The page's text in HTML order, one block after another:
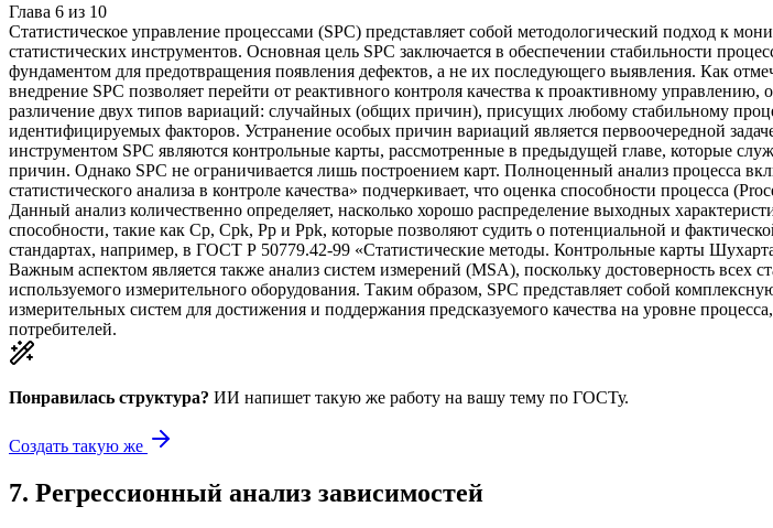
Глава 6 из 10
Статистическое управление процессами (SPC) представляет собой методологический подход к
статистических инструментов. Основная цель SPC заключается в обеспечении стабильности
фундаментом для предотвращения появления дефектов, а не их последующего выявления. Как
внедрение SPC позволяет перейти от реактивного контроля качества к проактивному
различение двух типов вариаций: случайных (общих причин), присущих любому стабильному
идентифицируемых факторов. Устранение особых причин вариаций является первоочередной
инструментом SPC являются контрольные карты, рассмотренные в предыдущей главе, которые
причин. Однако SPC не ограничивается лишь построением карт. Полноценный анализ процесса
статистического анализа в контроле качества» подчеркивает, что оценка способности процесса
Данный анализ количественно определяет, насколько хорошо распределение выходных
способности, такие как Cp, Cpk, Pp и Ppk, которые позволяют судить о потенциальной и
стандартах, например, в ГОСТ Р 50779.42-99 «Статистические методы. Контрольные карты
Важным аспектом является также анализ систем измерений (MSA), поскольку достоверность всех
используемого измерительного оборудования. Таким образом, SPC представляет собой
измерительных систем для достижения и поддержания предсказуемого качества на уровне
потребителей.
Понравилась структура? ИИ напишет такую же работу на вашу тему по ГОСТу.
Создать такую же
7. Регрессионный анализ зависимостей